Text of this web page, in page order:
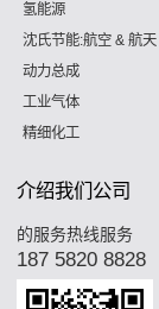
氢能源
沈氏节能:航空 & 航天
动力总成
工业气体
精细化工
介绍我们公司
的服务热线服务
187 5820 8828